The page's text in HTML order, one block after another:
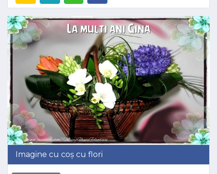
Imagine cu coș cu flori